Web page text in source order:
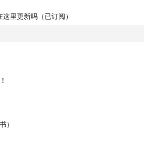
映中
States Are Passing Book Banning
里更新吗（已订阅）
）